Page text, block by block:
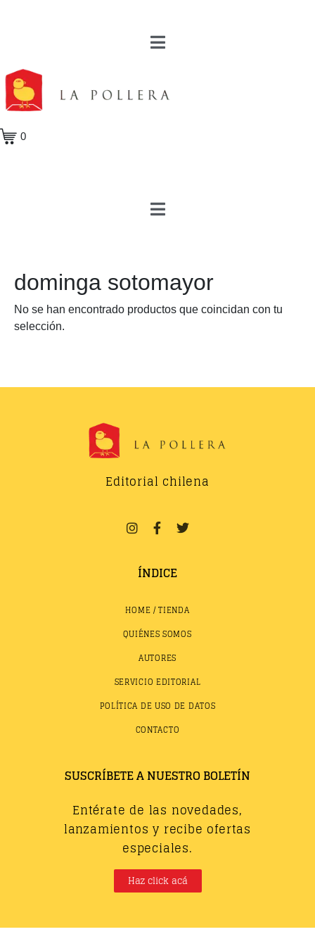
0
dominga sotomayor
No se han encontrado productos que coincidan con tu
selección.
Editorial chilena
ÍNDICE
HOME / TIENDA
QUIÉNES SOMOS
AUTORES
SERVICIO EDITORIAL
POLÍTICA DE USO DE DATOS
CONTACTO
SUSCRÍBETE A NUESTRO BOLETÍN
Entérate de las novedades,
lanzamientos y recibe ofertas
especiales.
Haz click acá